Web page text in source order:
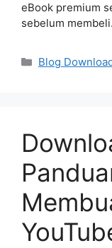
eBook premium
sebelum
Categories
Blog